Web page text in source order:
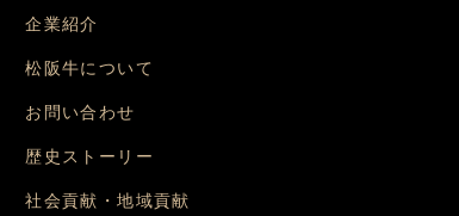
企業紹介
松阪牛について
お問い合わせ
歴史ストーリー
社会貢献・地域貢献